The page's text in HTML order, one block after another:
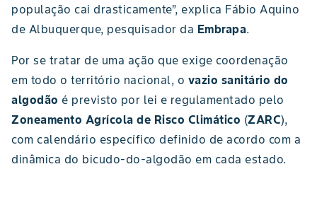
população cai drasticamente”, explica Fábio Aquino
de Albuquerque, pesquisador da Embrapa.
Por se tratar de uma ação que exige coordenação
em todo o território nacional, o vazio sanitário do
algodão é previsto por lei e regulamentado pelo
Zoneamento Agrícola de Risco Climático (ZARC),
com calendário específico definido de acordo com a
dinâmica do bicudo-do-algodão em cada estado.